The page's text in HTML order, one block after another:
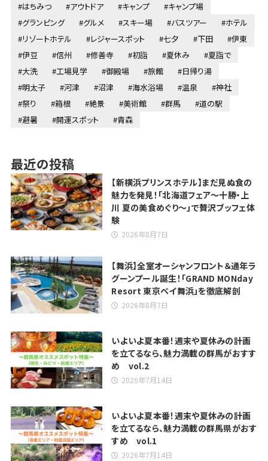
#はちみつ
#アウトドア #キャンプ
#キャンプ場
#グランピング
#グルメ #スキー場 #バスツアー
#ホテル
#リゾートホテル
#レジャースポット #七夕 #下田
#伊東
#伊豆
#信州 #修善寺 #初詣 #夏休み
#夏詣で
#大洗
#工場見学 #御殿場 #旅館
#日帰り湯
#明太子
#河津 #沼津 #海水浴場 #温泉
#神社
#祭り
#箱根 #絶景 #美術館 #群馬
#道の駅
#避暑
#開運スポット #青森
最近の投稿
【新横浜プリンスホテル】まだ見ぬ食の
魅力を発見！「北海道フェア～十勝・上
川 夏の美食めぐり～」で贅沢ブッフェ体
験
2026年8月7日
【舞浜】全室オーシャンフロント＆通年ラ
グーンプール誕生！「GRAND MONday
Resort 東京ベイ舞浜」を徹底解剖
2026年8月7日
いよいよ夏本番！週末や夏休みの計画
を立てるなら、魅力満載の群馬がおすす
め vol.2
2026年7月14日
いよいよ夏本番！週末や夏休みの計画
を立てるなら、魅力満載の群馬県がおす
すめ vol.1
2026年7月14日